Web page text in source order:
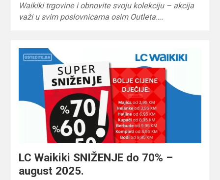
Waikiki trgovine i obnovite svoju kolekciju – akcija
važi u svim poslovnicama osim Outleta….
LC Waikiki SNIŽENJE do 70% –
august 2025.